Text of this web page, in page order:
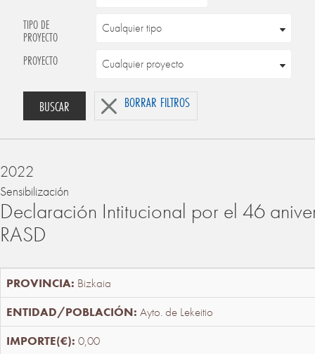
TIPO DE
PROYECTO
PROYECTO
BUSCAR BORRAR FILTROS
2022
Sensibilización
Declaración Intitucional por el 46
RASD
Bizkaia
Ayto. de Lekeitio
0,00